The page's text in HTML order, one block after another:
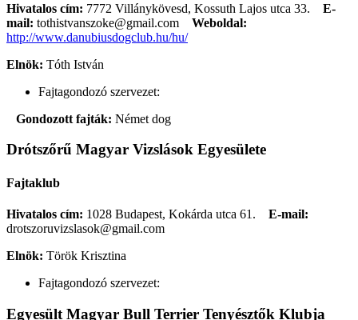
Hivatalos cím: 7772 Villánykövesd, Kossuth Lajos utca 33. E-
mail: tothistvanszoke@gmail.com
Weboldal:
http://www.danubiusdogclub.hu/hu/
Elnök: Tóth István
Fajtagondozó szervezet:
Gondozott fajták: Német dog
Drótszőrű Magyar Vizslások Egyesülete
Fajtaklub
Hivatalos cím: 1028 Budapest, Kokárda utca 61. E-mail:
drotszoruvizslasok@gmail.com
Elnök: Török Krisztina
Fajtagondozó szervezet:
Egyesült Magyar Bull Terrier Tenyésztők Klubja